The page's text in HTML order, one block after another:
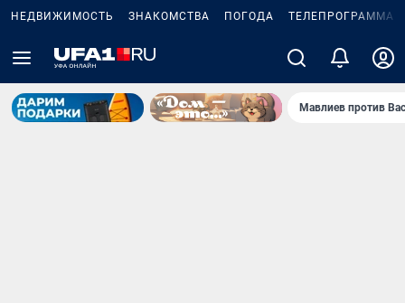
НЕДВИЖИМОСТЬ ЗНАКОМСТВА ПОГОДА ТЕЛЕПРОГРАММА
Мавлиев против